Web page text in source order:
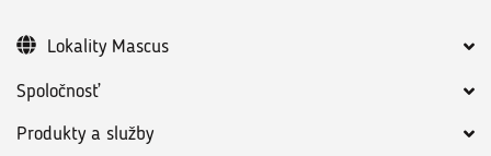
Spoločnosť
Produkty a služby
Lokality Mascus